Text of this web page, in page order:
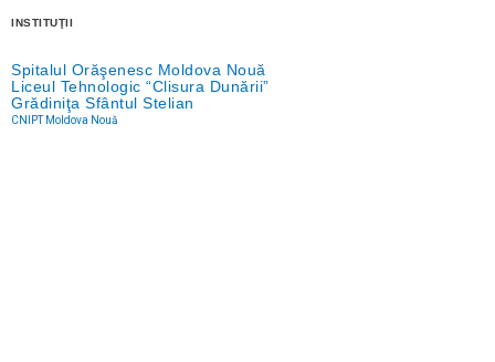
INSTITUŢII
Spitalul Orăşenesc Moldova Nouă
Liceul Tehnologic “Clisura Dunării”
Grădiniţa Sfântul Stelian
CNIPT Moldova Nouă